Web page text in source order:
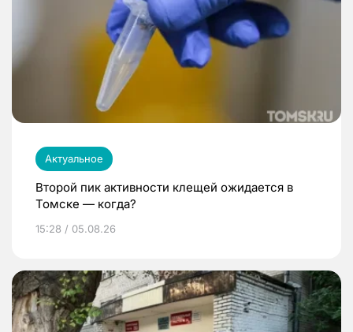
Актуальное
Второй пик активности клещей ожидается в
Томске — когда?
15:28 / 05.08.26